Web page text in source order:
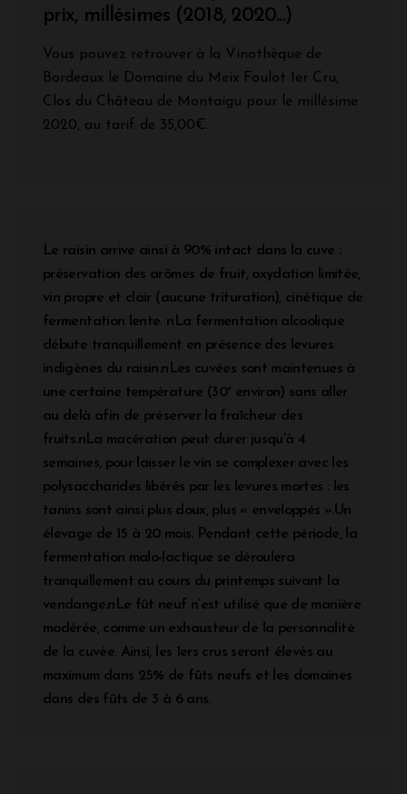
prix, millésimes (2018, 2020...)
Vous pouvez retrouver à la Vinothèque de
Bordeaux le Domaine du Meix Foulot 1er Cru,
Clos du Château de Montaigu pour le millésime
2020, au tarif de 35,00€.
Le raisin arrive ainsi à 90% intact dans la cuve :
préservation des arômes de fruit, oxydation limitée,
vin propre et clair (aucune trituration), cinétique de
fermentation lente. nLa fermentation alcoolique
débute tranquillement en présence des levures
indigènes du raisin.nLes cuvées sont maintenues à
une certaine température (30° environ) sans aller
au delà afin de préserver la fraîcheur des
fruits.nLa macération peut durer jusqu’à 4
semaines, pour laisser le vin se complexer avec les
polysaccharides libérés par les levures mortes : les
tanins sont ainsi plus doux, plus « enveloppés ».Un
élevage de 15 à 20 mois. Pendant cette période, la
fermentation malo-lactique se déroulera
tranquillement au cours du printemps suivant la
vendange.nLe fût neuf n’est utilisé que de manière
modérée, comme un exhausteur de la personnalité
de la cuvée. Ainsi, les 1ers crus seront élevés au
maximum dans 25% de fûts neufs et les domaines
dans des fûts de 3 à 6 ans.